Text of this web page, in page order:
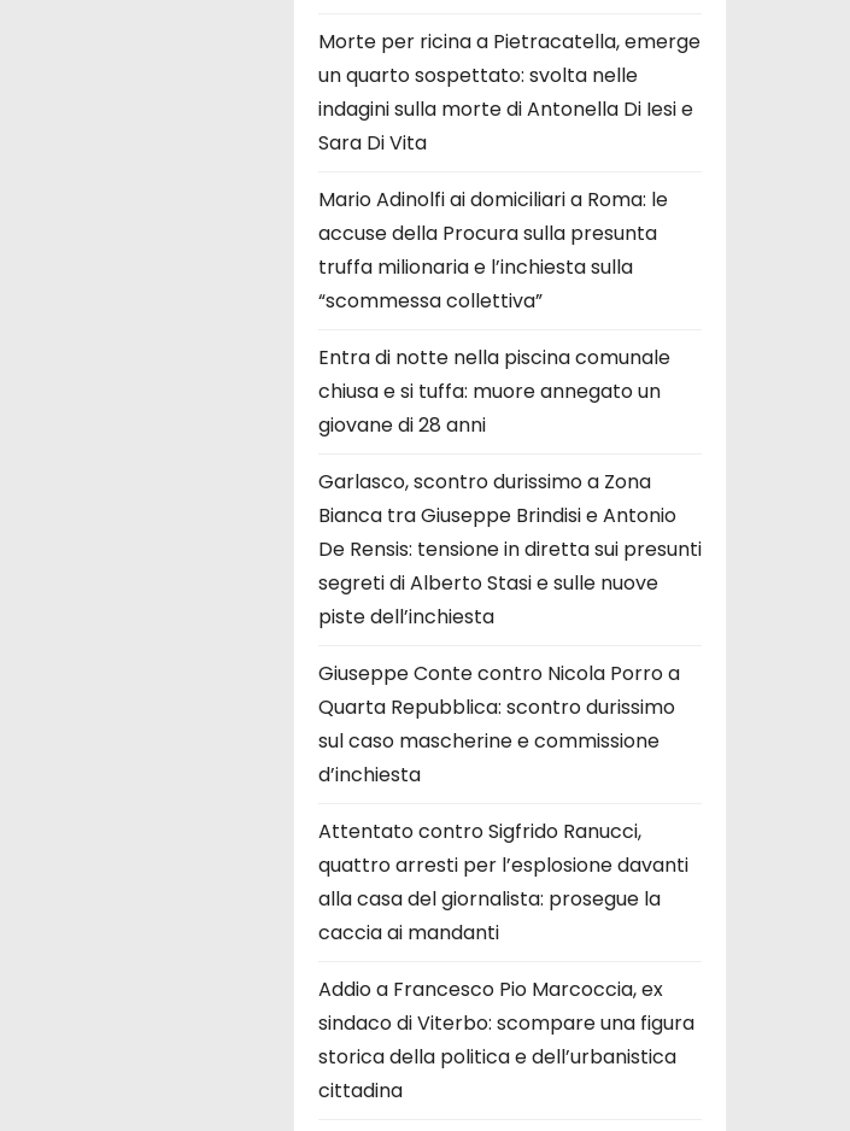
Morte per ricina a Pietracatella, emerge
un quarto sospettato: svolta nelle
indagini sulla morte di Antonella Di Iesi e
Sara Di Vita
Mario Adinolfi ai domiciliari a Roma: le
accuse della Procura sulla presunta
truffa milionaria e l’inchiesta sulla
“scommessa collettiva”
Entra di notte nella piscina comunale
chiusa e si tuffa: muore annegato un
giovane di 28 anni
Garlasco, scontro durissimo a Zona
Bianca tra Giuseppe Brindisi e Antonio
De Rensis: tensione in diretta sui presunti
segreti di Alberto Stasi e sulle nuove
piste dell’inchiesta
Giuseppe Conte contro Nicola Porro a
Quarta Repubblica: scontro durissimo
sul caso mascherine e commissione
d’inchiesta
Attentato contro Sigfrido Ranucci,
quattro arresti per l’esplosione davanti
alla casa del giornalista: prosegue la
caccia ai mandanti
Addio a Francesco Pio Marcoccia, ex
sindaco di Viterbo: scompare una figura
storica della politica e dell’urbanistica
cittadina